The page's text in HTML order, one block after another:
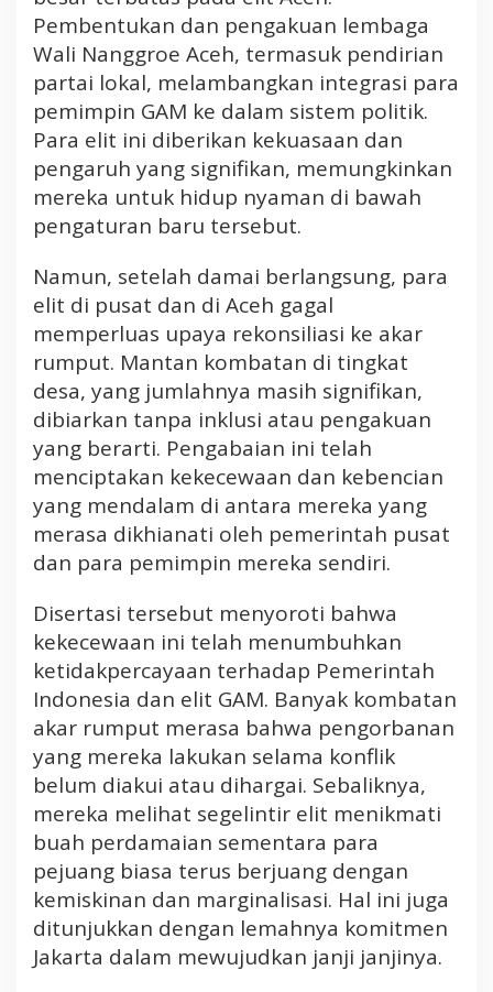
Pembentukan dan pengakuan lembaga
Wali Nanggroe Aceh, termasuk pendirian
partai lokal, melambangkan integrasi para
pemimpin GAM ke dalam sistem politik.
Para elit ini diberikan kekuasaan dan
pengaruh yang signifikan, memungkinkan
mereka untuk hidup nyaman di bawah
pengaturan baru tersebut.
Namun, setelah damai berlangsung, para
elit di pusat dan di Aceh gagal
memperluas upaya rekonsiliasi ke akar
rumput. Mantan kombatan di tingkat
desa, yang jumlahnya masih signifikan,
dibiarkan tanpa inklusi atau pengakuan
yang berarti. Pengabaian ini telah
menciptakan kekecewaan dan kebencian
yang mendalam di antara mereka yang
merasa dikhianati oleh pemerintah pusat
dan para pemimpin mereka sendiri.
Disertasi tersebut menyoroti bahwa
kekecewaan ini telah menumbuhkan
ketidakpercayaan terhadap Pemerintah
Indonesia dan elit GAM. Banyak kombatan
akar rumput merasa bahwa pengorbanan
yang mereka lakukan selama konflik
belum diakui atau dihargai. Sebaliknya,
mereka melihat segelintir elit menikmati
buah perdamaian sementara para
pejuang biasa terus berjuang dengan
kemiskinan dan marginalisasi. Hal ini juga
ditunjukkan dengan lemahnya komitmen
Jakarta dalam mewujudkan janji janjinya.